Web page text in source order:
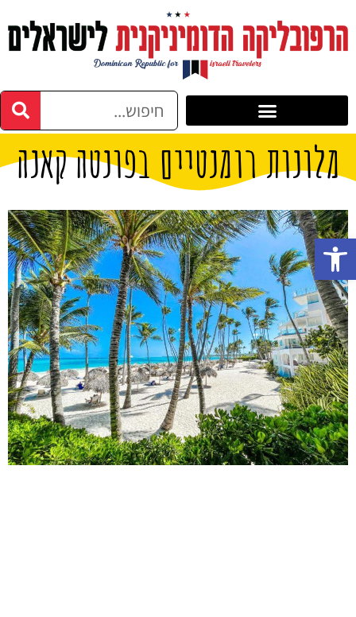
מלונות רומנטיים בפונטה קאנה
פתח סרגל נגישות